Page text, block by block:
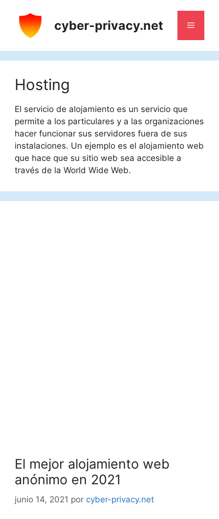
contenido
cyber-privacy.net Menú
Hosting
El servicio de alojamiento es un servicio que
permite a los particulares y a las organizaciones
hacer funcionar sus servidores fuera de sus
instalaciones. Un ejemplo es el alojamiento web
que hace que su sitio web sea accesible a
través de la World Wide Web.
El mejor alojamiento web
anónimo en 2021
junio 14, 2021 por cyber-privacy.net